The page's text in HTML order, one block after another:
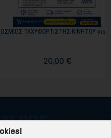
ΚΙΝΗΤΟΥ για ΤΑΞΙΔΙΑ
20,00 €